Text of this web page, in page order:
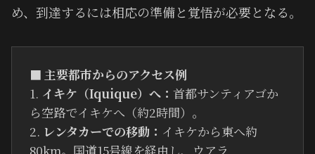
め、到達するには相応の準備と覚悟が必要となる。
■ 主要都市からのアクセス例
1. イキケ（Iquique）へ： 首都サンティアゴか
ら空路でイキケへ（約2時間）。
2. レンタカーでの移動： イキケから東へ約
80km。国道15号線を経由し、ウアラ